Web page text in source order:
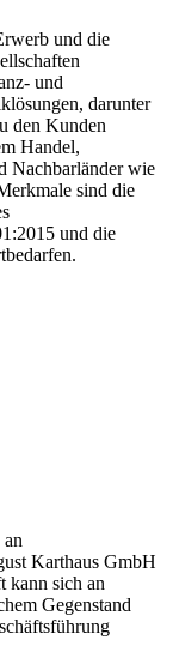
und die
und
darunter
den Kunden
Handel,
Nachbarländer wie
sind die
und die
Karthaus GmbH
kann sich an
Gegenstand